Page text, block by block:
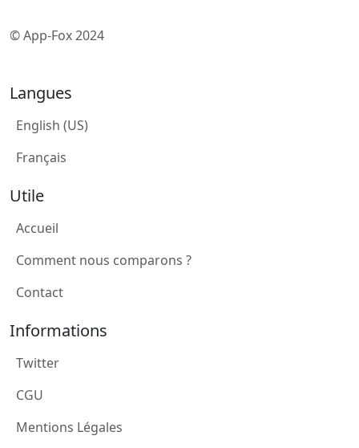
© App-Fox 2024
Langues
English (US)
Français
Utile
Accueil
Comment nous comparons ?
Contact
Informations
Twitter
CGU
Mentions Légales